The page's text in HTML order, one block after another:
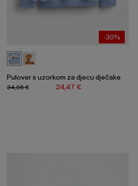
-30%
Pulover s uzorkom za djecu dječake
24,47 €
34,95 €